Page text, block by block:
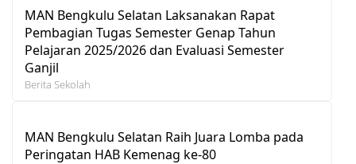
MAN Bengkulu Selatan Laksanakan Rapat
Pembagian Tugas Semester Genap Tahun
Pelajaran 2025/2026 dan Evaluasi Semester
Ganjil
Berita Sekolah
MAN Bengkulu Selatan Raih Juara Lomba pada
Peringatan HAB Kemenag ke-80